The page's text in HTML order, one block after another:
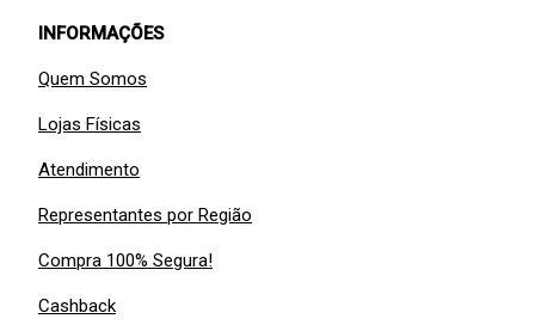
INFORMAÇÕES
Quem Somos
Lojas Físicas
Atendimento
Representantes por Região
Compra 100% Segura!
Cashback